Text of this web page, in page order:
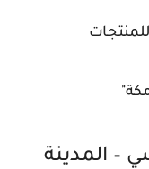
– المدينة